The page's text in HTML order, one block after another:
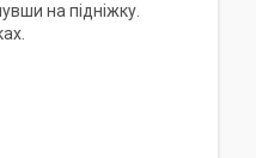
на підніжку.